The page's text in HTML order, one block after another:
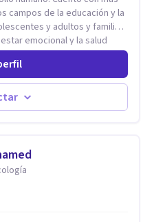
campos de la educación y la
y adultos y familias
emocional y la salud
más digna, plena y con
posible cuando
de nuestro mundo
experiencias influyen
y el respeto por el
y herramientas
en trauma para
sus conflictos internos,